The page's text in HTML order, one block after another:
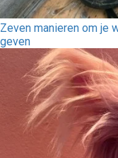
Zeven manieren om je
geven